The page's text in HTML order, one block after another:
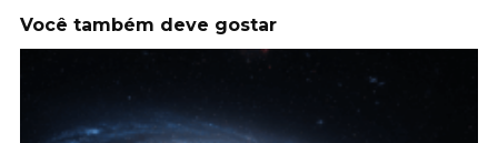
Você também deve gostar